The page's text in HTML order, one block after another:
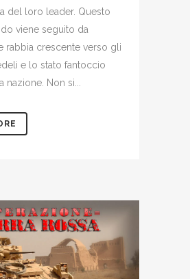
del loro leader. Questo
viene seguito da
rabbia crescente verso gli
e lo stato fantoccio
Non si...